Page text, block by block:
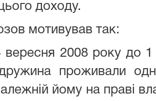
доходу.
мотивував так:
вересня 2008 року до 1
проживали
йому на праві